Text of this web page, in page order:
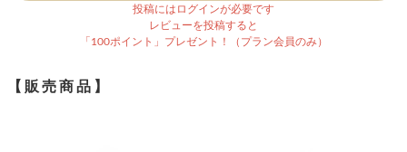
投稿にはログインが必要です
レビューを投稿すると
「100ポイント」プレゼント！（プラン会員のみ）
【販売商品】